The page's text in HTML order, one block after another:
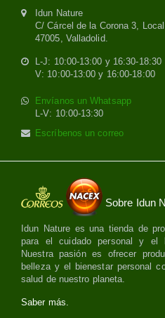
Idun Nature
C/ Cárcel de la Corona 3, Local
47005, Valladolid.
L-J: 10:00-13:00 y 16:30-18:30
V: 10:00-13:00 y 16:00-18:00
Envíanos un Whatsapp
L-V: 10:00-13:30
Escríbenos un correo
Sobre Idun
Idun Nature es una tienda de
para el cuidado personal y el
Nuestra pasión es ofrecer
belleza y el bienestar personal
salud de nuestro planeta.
Saber más.